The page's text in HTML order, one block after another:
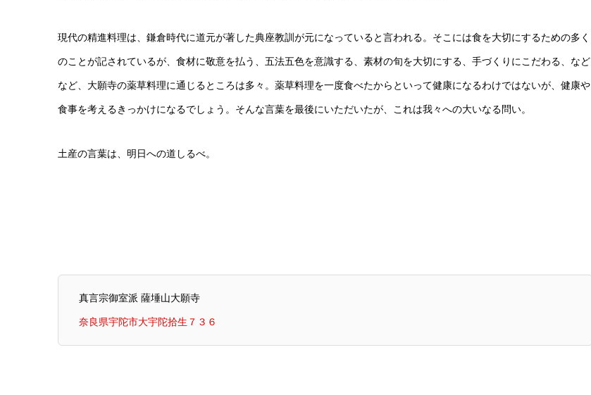
現代の精進料理は、鎌倉時代に道元が著した典座教訓が元になっていると言われる。そこには食を大切にするための多く
のことが記されているが、食材に敬意を払う、五法五色を意識する、素材の旬を大切にする、手づくりにこだわる、など
など、大願寺の薬草料理に通じるところは多々。薬草料理を一度食べたからといって健康になるわけではないが、健康や
食事を考えるきっかけになるでしょう。そんな言葉を最後にいただいたが、これは我々への大いなる問い。
土産の言葉は、明日への道しるべ。
真言宗御室派 薩埵山大願寺
奈良県宇陀市大宇陀拾生７３６